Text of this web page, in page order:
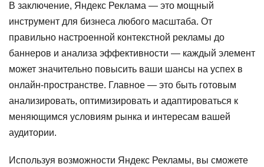
В заключение, Яндекс Реклама — это мощный
инструмент для бизнеса любого масштаба. От
правильно настроенной контекстной рекламы до
баннеров и анализа эффективности — каждый элемент
может значительно повысить ваши шансы на успех в
онлайн-пространстве. Главное — это быть готовым
анализировать, оптимизировать и адаптироваться к
меняющимся условиям рынка и интересам вашей
аудитории.
Используя возможности Яндекс Рекламы, вы сможете